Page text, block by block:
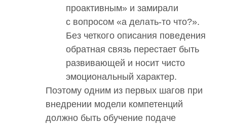
проактивным» и замирали
с вопросом «а делать-то что?».
Без четкого описания поведения
обратная связь перестает быть
развивающей и носит чисто
эмоциональный характер.
Поэтому одним из первых шагов при
внедрении модели компетенций
должно быть обучение подаче